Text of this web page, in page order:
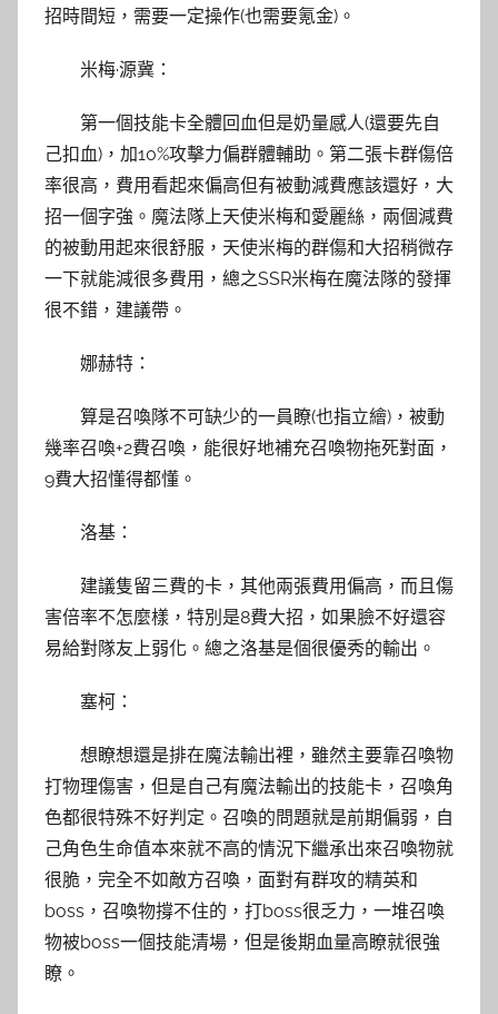
招時間短，需要一定操作(也需要氪金)。
米梅·源冀：
第一個技能卡全體回血但是奶量感人(還要先自
己扣血)，加10%攻擊力偏群體輔助。第二張卡群傷倍
率很高，費用看起來偏高但有被動減費應該還好，大
招一個字強。魔法隊上天使米梅和愛麗絲，兩個減費
的被動用起來很舒服，天使米梅的群傷和大招稍微存
一下就能減很多費用，總之SSR米梅在魔法隊的發揮
很不錯，建議帶。
娜赫特：
算是召喚隊不可缺少的一員瞭(也指立繪)，被動
幾率召喚+2費召喚，能很好地補充召喚物拖死對面，
9費大招懂得都懂。
洛基：
建議隻留三費的卡，其他兩張費用偏高，而且傷
害倍率不怎麼樣，特別是8費大招，如果臉不好還容
易給對隊友上弱化。總之洛基是個很優秀的輸出。
塞柯：
想瞭想還是排在魔法輸出裡，雖然主要靠召喚物
打物理傷害，但是自己有魔法輸出的技能卡，召喚角
色都很特殊不好判定。召喚的問題就是前期偏弱，自
己角色生命值本來就不高的情況下繼承出來召喚物就
很脆，完全不如敵方召喚，面對有群攻的精英和
boss，召喚物撐不住的，打boss很乏力，一堆召喚
物被boss一個技能清場，但是後期血量高瞭就很強
瞭。